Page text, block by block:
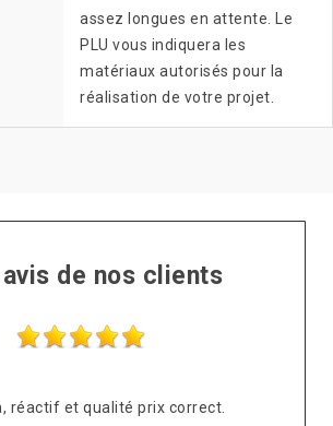
assez longues en attente. Le
PLU vous indiquera les
matériaux autorisés pour la
réalisation de votre projet.
avis de nos clients
réactif et qualité prix correct.